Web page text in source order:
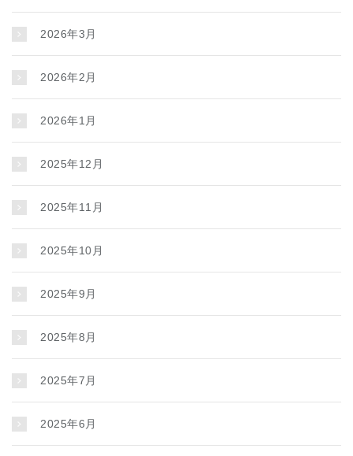
2026年3月
2026年2月
2026年1月
2025年12月
2025年11月
2025年10月
2025年9月
2025年8月
2025年7月
2025年6月